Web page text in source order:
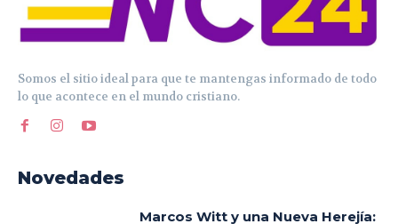
Somos el sitio ideal para que te mantengas informado de todo
lo que acontece en el mundo cristiano.
Novedades
Marcos Witt y una Nueva Herejía: